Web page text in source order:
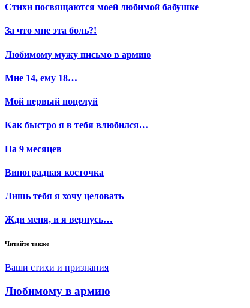
Стихи посвящаются моей любимой бабушке
За что мне эта боль?!
Любимому мужу письмо в армию
Мне 14, ему 18…
Мой первый поцелуй
Как быстро я в тебя влюбился…
На 9 месяцев
Виноградная косточка
Лишь тебя я хочу целовать
Жди меня, и я вернусь…
Читайте также
Ваши стихи и признания
Любимому в армию